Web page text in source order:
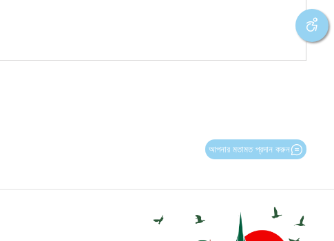
আপনার মতামত প্রদান করুন